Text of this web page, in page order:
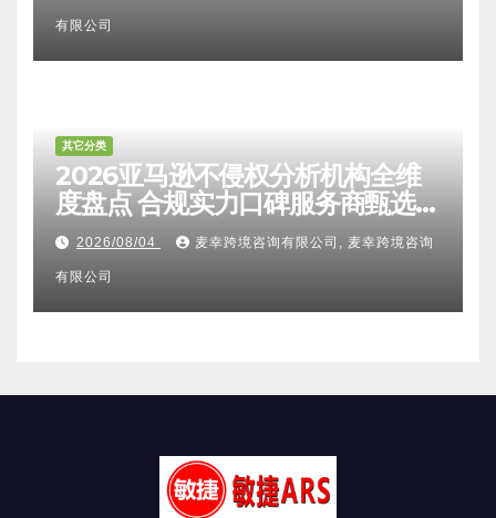
有限公司
其它分类
2026亚马逊不侵权分析机构全维
度盘点 合规实力口碑服务商甄选
附跨境卖家避坑FAQ全指南
2026/08/04 麦幸跨境咨询有限公司, 麦幸跨境咨询
有限公司